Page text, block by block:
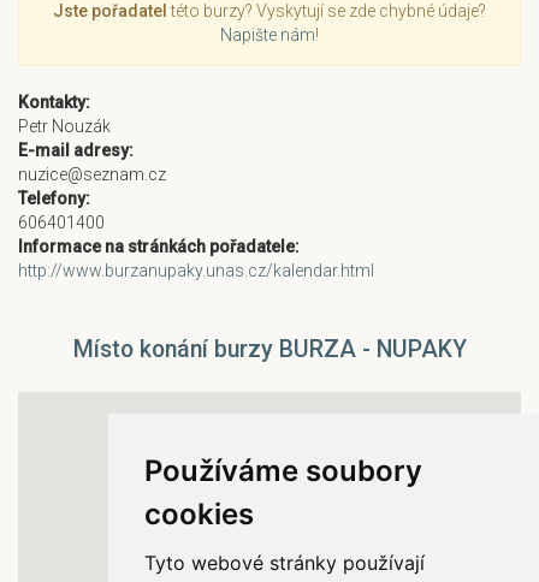
Používáme soubory
cookies
Tyto webové stránky používají
Jste pořadatel této burzy? Vyskytují se zde chybné údaje?
Napište nám!
Kontakty:
Petr Nouzák
E-mail adresy:
nuzice@seznam.cz
Telefony:
606401400
Informace na stránkách pořadatele:
http://www.burzanupaky.unas.cz/kalendar.html
Místo konání burzy BURZA - NUPAKY